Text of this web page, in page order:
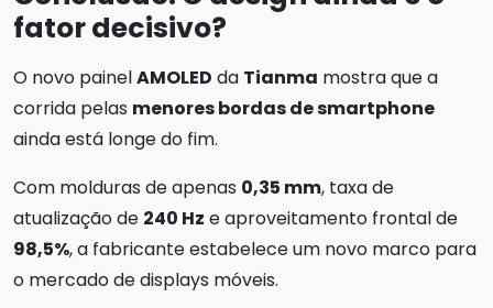
fator decisivo?
O novo painelAMOLED da Tianma mostra que a
corrida pelas menores bordas de smartphone
ainda está longe do fim.
Com molduras de apenas 0,35 mm, taxa de
atualização de 240 Hz e aproveitamento frontal de
98,5%, a fabricante estabelece um novo marco para
o mercado de displays móveis.